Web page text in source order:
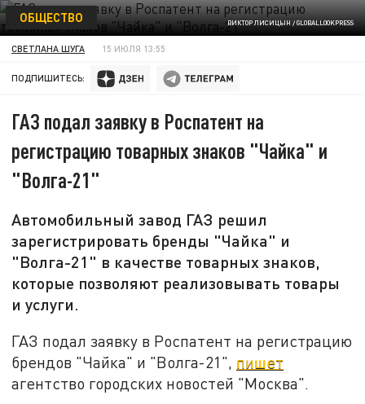
ВИКТОР ЛИСИЦЫН / GLOBALLOOKPRESS
ОБЩЕСТВО
СВЕТЛАНА ШУГА 15 ИЮЛЯ 13:55
ПОДПИШИТЕСЬ:
ГАЗ подал заявку в Роспатент на
регистрацию товарных знаков "Чайка" и
"Волга-21"
Автомобильный завод ГАЗ решил
зарегистрировать бренды "Чайка" и
"Волга-21" в качестве товарных знаков,
которые позволяют реализовывать товары
и услуги.
ГАЗ подал заявку в Роспатент на регистрацию
брендов "Чайка" и "Волга-21", пишет
агентство городских новостей "Москва".